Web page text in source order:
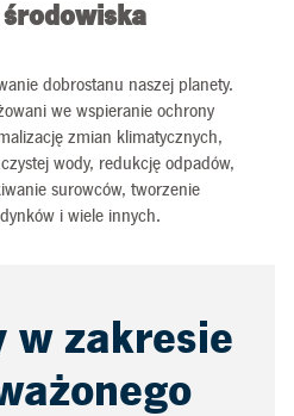
dobrostanu naszej planety.
we wspieranie ochrony
zmian klimatycznych,
wody, redukcję odpadów,
surowców, tworzenie
i wiele innych.
w zakresie